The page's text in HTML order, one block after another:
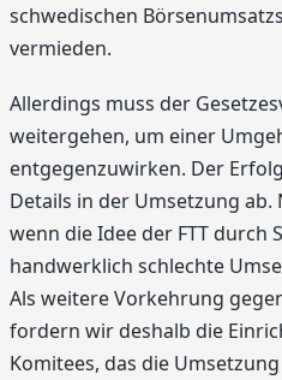
schwedischen
vermieden.
Allerdings muss der
weitergehen, um einer
entgegenzuwirken. Der
Details in der Umsetzung ab.
wenn die Idee der FTT durch
handwerklich schlechte
Als weitere Vorkehrung
fordern wir deshalb die
Komitees, das die